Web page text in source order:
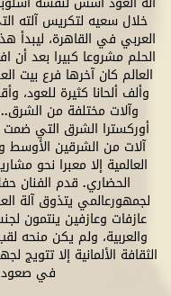
خلال سعيه لتكريس آلته
العربي في القاهرة، ليبدأ
الحلم مشروعا كبيرا بعد
العالم كان آخرها فرع
وألف ألحانا كثيرة للعود،
وآلات مختلفة من
آلات من الشرقين الأوسط
العالمية إلا معبرا نحو
الحضاري. قدم الفنان
لجمهورعالمي يتذوق آلة
عازفات وعازفين ينتمون
والعربية، ولم يكن منحه
الثقافة الألمانية إلا
في صعود